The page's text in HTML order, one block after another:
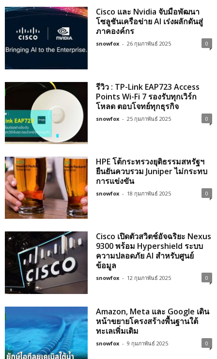
Cisco และ Nvidia จับมือพัฒนา
โซลูชันเครือข่าย AI เร่งผลักดันสู่
ภาคองค์กร
snowfox - 26 กุมภาพันธ์ 2025 0
รีวิว : TP-Link EAP723 Access
Points Wi-Fi 7 รองรับทุกเวิร์ก
โหลด ตอบโจทย์ทุกธุรกิจ
snowfox - 25 กุมภาพันธ์ 2025 0
HPE โต้กระทรวงยุติธรรมสหรัฐฯ
ยืนยันควบรวม Juniper ไม่กระทบ
การแข่งขัน
snowfox - 18 กุมภาพันธ์ 2025 0
Cisco เปิดตัวสวิตช์อัจฉริยะ Nexus
9300 พร้อม Hypershield ระบบ
ความปลอดภัย AI สำหรับศูนย์
ข้อมูล
snowfox - 12 กุมภาพันธ์ 2025 0
Amazon, Meta และ Google เดิน
หน้าขยายโครงสร้างพื้นฐานใต้
ทะเลเพิ่มเติม
snowfox - 9 กุมภาพันธ์ 2025 0